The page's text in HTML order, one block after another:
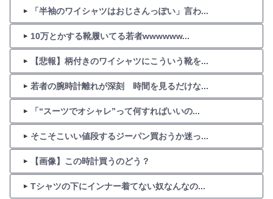
「半袖のワイシャツはおじさんっぽい」言わ...
10万とかする靴履いてる若者wwwwww...
【悲報】柄付きのワイシャツにこういう靴を...
若者の腕時計離れが深刻 時間を見るだけな...
「“スーツでオシャレ”って何すればいいの...
そこそこいい値段するジーパン買おうか迷っ...
【画像】この時計買うのどう？
Tシャツの下にインナー着てない奴なんなの...